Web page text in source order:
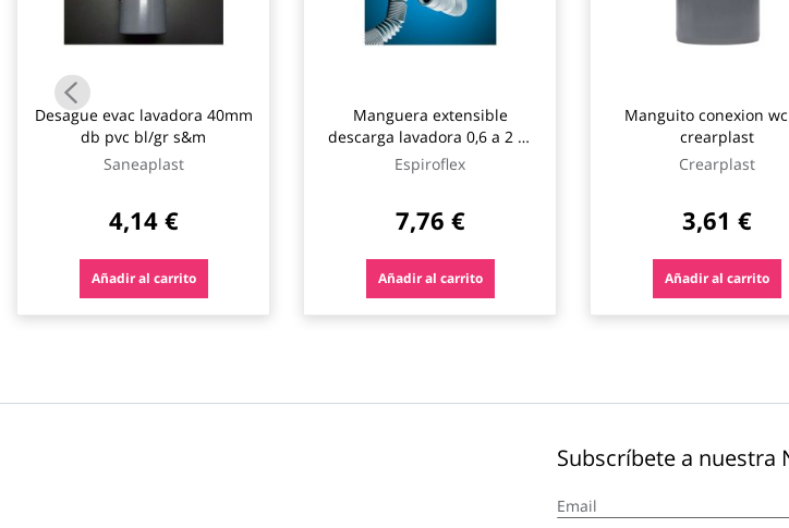
Desague evac lavadora 40mm
db pvc bl/gr s&m
Saneaplast
4,14 €
Añadir al carrito
Manguera extensible
descarga lavadora 0,6 a 2 m
19 x 22 espiroflex
Espiroflex
7,76 €
Añadir al carrito
Manguito conexion
crearplast
Crearplast
3,61 €
Añadir al carrito
Subscríbete a nuestra
a